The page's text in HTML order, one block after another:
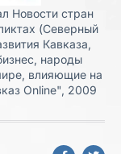
Новости стран
(Северный
Кавказа,
народы
влияющие на
Online", 2009